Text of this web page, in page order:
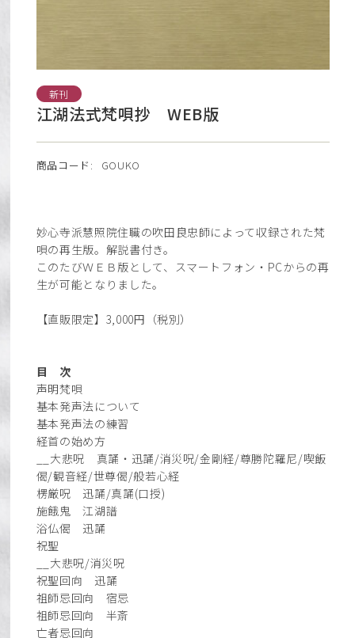
新刊
江湖法式梵唄抄 WEB版
商品コード: GOUKO
妙心寺派慧照院住職の吹田良忠師によって収録された梵
唄の再生版。解説書付き。
このたびＷＥＢ版として、スマートフォン・PCからの再
生が可能となりました。
【直販限定】3,000円（税別）
目 次
声明梵唄
基本発声法について
基本発声法の練習
経首の始め方
__大悲呪 真誦・迅誦/消災呪/金剛経/尊勝陀羅尼/喫飯
偈/観音経/世尊偈/般若心経
楞厳呪 迅誦/真誦(口授)
施餓鬼 江湖譜
浴仏偈 迅誦
祝聖
__大悲呪/消災呪
祝聖回向 迅誦
祖師忌回向 宿忌
祖師忌回向 半斎
亡者忌回向